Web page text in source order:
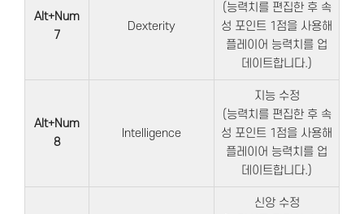
Alt+Num
7
Dexterity
(능력치를 편집한 후 속
성 포인트 1점을 사용해
플레이어 능력치를 업
데이트합니다.)
Alt+Num
8
Intelligence
지능 수정
(능력치를 편집한 후 속
성 포인트 1점을 사용해
플레이어 능력치를 업
데이트합니다.)
신앙 수정